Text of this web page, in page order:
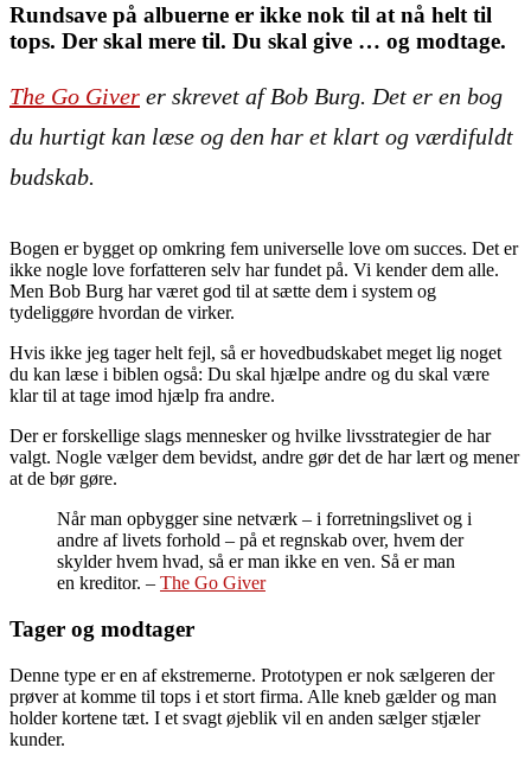
Rundsave på albuerne er ikke nok til at nå helt til
tops. Der skal mere til. Du skal give … og modtage.
The Go Giver er skrevet af Bob Burg. Det er en bog
du hurtigt kan læse og den har et klart og værdifuldt
budskab.
Bogen er bygget op omkring fem universelle love om succes. Det er
ikke nogle love forfatteren selv har fundet på. Vi kender dem alle.
Men Bob Burg har været god til at sætte dem i system og
tydeliggøre hvordan de virker.
Hvis ikke jeg tager helt fejl, så er hovedbudskabet meget lig noget
du kan læse i biblen også: Du skal hjælpe andre og du skal være
klar til at tage imod hjælp fra andre.
Der er forskellige slags mennesker og hvilke livsstrategier de har
valgt. Nogle vælger dem bevidst, andre gør det de har lært og mener
at de bør gøre.
Når man opbygger sine netværk – i forretningslivet og i
andre af livets forhold – på et regnskab over, hvem der
skylder hvem hvad, så er man ikke en ven. Så er man
en kreditor. – The Go Giver
Tager og modtager
Denne type er en af ekstremerne. Prototypen er nok sælgeren der
prøver at komme til tops i et stort firma. Alle kneb gælder og man
holder kortene tæt. I et svagt øjeblik vil en anden sælger stjæler
kunder.